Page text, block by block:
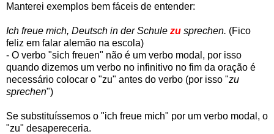
Manterei exemplos bem fáceis de entender:
Ich freue mich, Deutsch in der Schule zu sprechen. (Fico
feliz em falar alemão na escola)
- O verbo "sich freuen" não é um verbo modal, por isso
quando dizemos um verbo no infinitivo no fim da oração é
necessário colocar o "zu" antes do verbo (por isso "zu
sprechen")
Se substituíssemos o "ich freue mich" por um verbo modal, o
"zu" desapereceria.